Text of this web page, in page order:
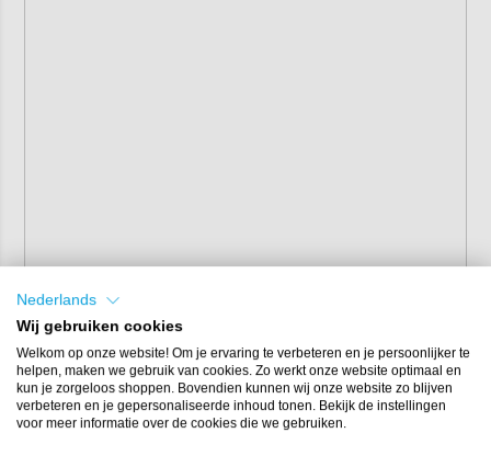
Nederlands
Wij gebruiken cookies
Welkom op onze website! Om je ervaring te verbeteren en je persoonlijker te
helpen, maken we gebruik van cookies. Zo werkt onze website optimaal en
kun je zorgeloos shoppen. Bovendien kunnen wij onze website zo blijven
verbeteren en je gepersonaliseerde inhoud tonen. Bekijk de instellingen
voor meer informatie over de cookies die we gebruiken.